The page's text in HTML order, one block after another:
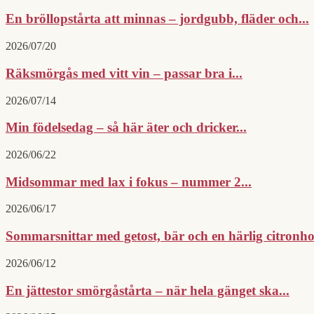
En bröllopstårta att minnas – jordgubb, fläder och...
2026/07/20
Räksmörgås med vitt vin – passar bra i...
2026/07/14
Min födelsedag – så här äter och dricker...
2026/06/22
Midsommar med lax i fokus – nummer 2...
2026/06/17
Sommarsnittar med getost, bär och en härlig
2026/06/12
En jättestor smörgåstårta – när hela gänget ska...